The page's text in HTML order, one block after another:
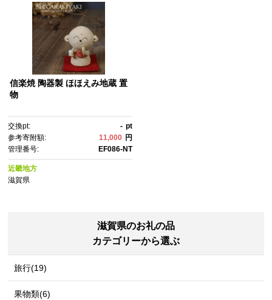
信楽焼 陶器製 ほほえみ地蔵 置
物
交換pt: - pt
参考寄附額:
11,000 円
管理番号:
EF086-NT
近畿地方
滋賀県
滋賀県のお礼の品
カテゴリーから選ぶ
旅行(19)
果物類(6)